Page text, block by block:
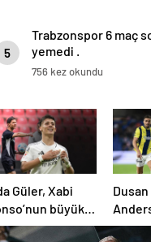
5
Trabzonspor 6 maç
yemedi .
756 kez okundu
Güler, Xabi
büyük
olacak